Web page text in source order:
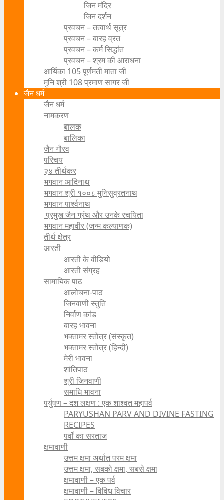
जिन मंदिर
जिन दर्शन
प्रवचन – तत्वार्थ सूत्र
प्रवचन – बारह व्रत
प्रवचन – कर्म सिद्धांत
प्रवचन – श्रम की आराधना
आर्यिका 105 पूर्णमती माता जी
मुनि श्री 108 प्रमाण सागर जी
जैन धर्म
जैन धर्म
नामकरण
बालक
बालिका
जैन गौरव
परिचय
२४ तीर्थंकर
भगवान आदिनाथ
भगवान श्री १००८ मुनिसुव्रतनाथ
भगवान पार्श्वनाथ
प्रमुख जैन ग्रंथ और उनके रचयिता
भगवान महावीर (जन्म कल्याणक)
तीर्थ क्षेत्र
आरती
आरती के वीडियो
आरती संग्रह
सामायिक पाठ
आलोचना-पाठ
जिनवाणी स्तुति
निर्वाण कांड
बारह भावना
भक्तामर स्तोत्र (संस्कृत)
भक्तामर स्तोत्र (हिन्दी)
मेरी भावना
शांतिपाठ
श्री जिनवाणी
समाधि भावना
पर्युषण – दश लक्षण : एक शाश्वत महापर्व
PARYUSHAN PARV AND DIVINE FASTING
RECIPES
पर्वों का सरताज
क्षमावाणी
उत्तम क्षमा अर्थात परम क्षमा
उत्तम क्षमा, सबको क्षमा, सबसे क्षमा
क्षमावाणी – एक पर्व
क्षमावाणी – विविध विचार